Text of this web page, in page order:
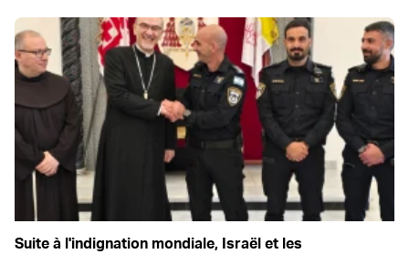
Suite à l'indignation mondiale, Israël et les